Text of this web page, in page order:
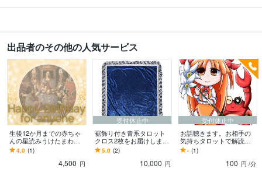
出品者のその他の人気サービス
生後12か月までの赤ちゃ
んの星読みうけたまわり
ます 中世ヨーロッパの王
侯貴族は子どもの星占い
をするのが伝統でした
4.0 (1)
4,500 円
受付休止中
裾飾り付き青系タロット
クロス2枚をお届けします
タロットクロスのお仕立
て承っております
5.0 (2)
10,000 円
受付休止中
お話聴きます。お相手の
気持ちタロットで解読し
ます 癒し系占い師です。
タロットの腕は確かで
す。お任せ下さい。
- (1)
100 円 /分